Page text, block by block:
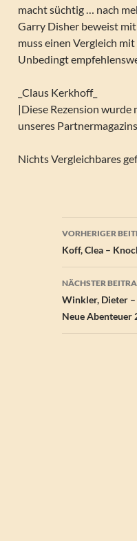
macht süchtig … nach
Garry Disher beweist
muss einen Vergleich
Unbedingt
_Claus Kerkhoff_
|Diese Rezension
unseres
Nichts Vergleichbares
VORHERIGER
Koff, Clea –
NÄCHSTER
Winkler, Dieter –
Neue Abenteuer